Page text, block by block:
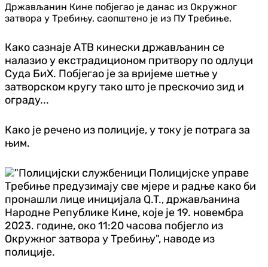
Држављанин Кине побјегао је данас из Окружног
затвора у Требињу, саопштено је из ПУ Требиње.
Како сазнаје АТВ кинески држављанин се
налазио у екстрадиционом притвору по одлуци
Суда БиХ. Побјегао је за вријеме шетње у
затворском кругу тако што је прескочио зид и
ограду...
Како је речено из полиције, у току је потрага за
њим.
"Полицијски службеници Полицијске управе
Требиње предузимају све мјере и радње како би
пронашли лице иницијала Q.T., држављанина
Народне Републике Кине, које је 19. новембра
2023. године, око 11:20 часова побјегло из
Окружног затвора у Требињу", наводе из
полиције.